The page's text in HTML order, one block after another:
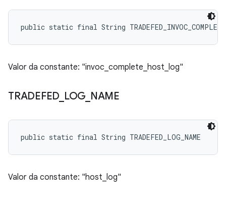
public static final String
Valor da constante: "invoc_complete_host_log"
TRADEFED LOG NAME
public static final String TRADEFED_LOG_NAME
Valor da constante: "host_log"